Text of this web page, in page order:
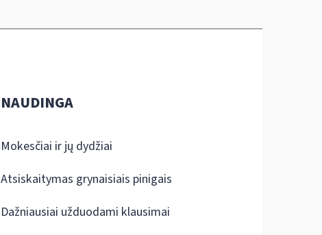
NAUDINGA
Mokesčiai ir jų dydžiai
Atsiskaitymas grynaisiais pinigais
Dažniausiai užduodami klausimai